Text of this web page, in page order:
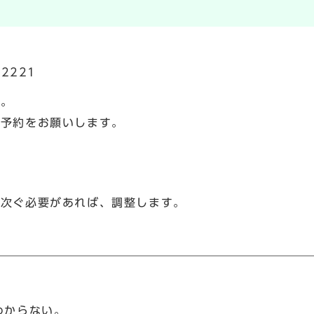
約をお願いします。
ぐ必要があれば、調整します。
らない。